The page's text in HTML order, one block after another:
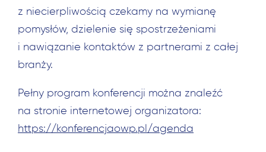
z niecierpliwością czekamy na wymianę
pomysłów, dzielenie się spostrzeżeniami
i nawiązanie kontaktów z partnerami z całej
branży.
Pełny program konferencji można znaleźć
na stronie internetowej organizatora:
https://konferencjaowp.pl/agenda